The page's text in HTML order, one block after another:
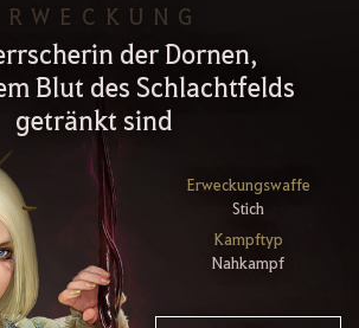
der Dornen,
Blut des Schlachtfelds
getränkt sind
Erweckungswaffe
Stich
Kampftyp
Nahkampf